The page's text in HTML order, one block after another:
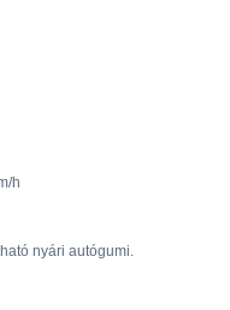
h
nyári autógumi.